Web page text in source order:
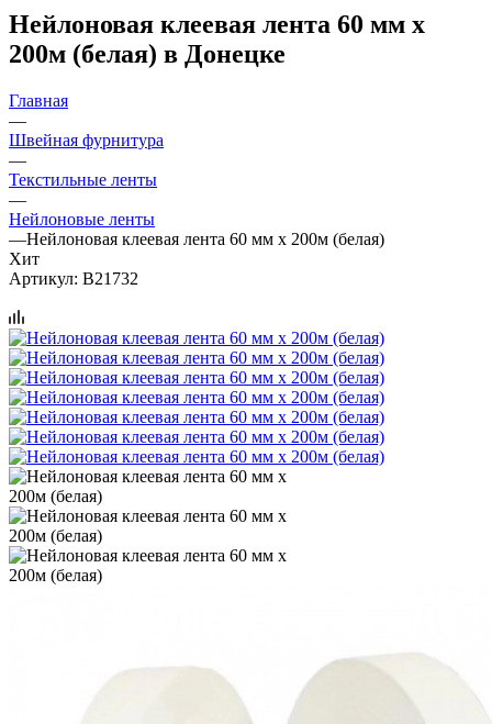
Нейлоновая клеевая лента 60 мм х
200м (белая) в Донецке
Главная
—
Швейная фурнитура
—
Текстильные ленты
—
Нейлоновые ленты
—Нейлоновая клеевая лента 60 мм х 200м (белая)
Хит
Артикул: B21732